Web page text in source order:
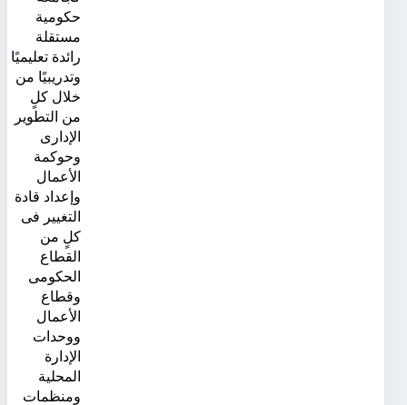
حكومية
مستقلة
رائدة تعليميًا
وتدريبيًا من
خلال كلٍ
من التطوير
الإدارى
وحوكمة
الأعمال
وإعداد قادة
التغيير فى
كلٍ من
القطاع
الحكومى
وقطاع
الأعمال
ووحدات
الإدارة
المحلية
ومنظمات